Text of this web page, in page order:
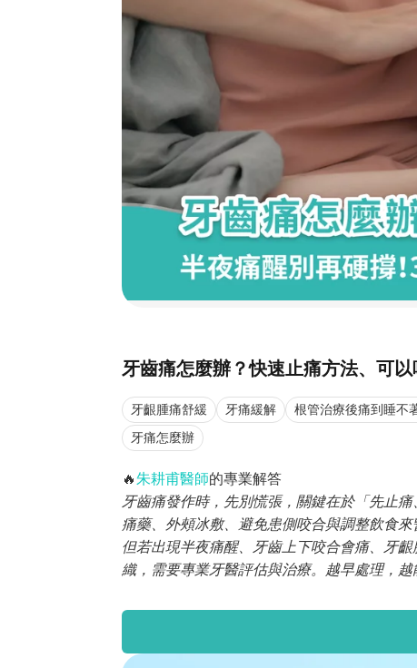
牙齒痛怎麼辦？快速止痛方法、可
牙齦腫痛舒緩 牙痛緩解 根管治療後痛到睡不
牙痛怎麼辦
🔥朱耕甫醫師的專業解答
牙齒痛發作時，先別慌張，關鍵在於「先止
痛藥、外頰冰敷、避免患側咬合與調整飲食
但若出現半夜痛醒、牙齒上下咬合會痛、牙
織，需要專業牙醫評估與治療。越早處理，越